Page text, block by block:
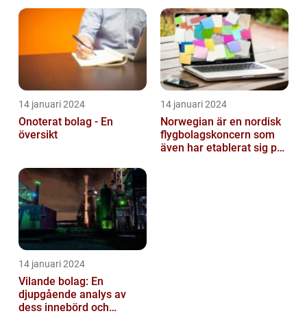
14 januari 2024
Onoterat bolag - En
översikt
14 januari 2024
Norwegian är en nordisk
flygbolagskoncern som
även har etablerat sig på
14 januari 2024
Vilande bolag: En
djupgående analys av
dess innebörd och